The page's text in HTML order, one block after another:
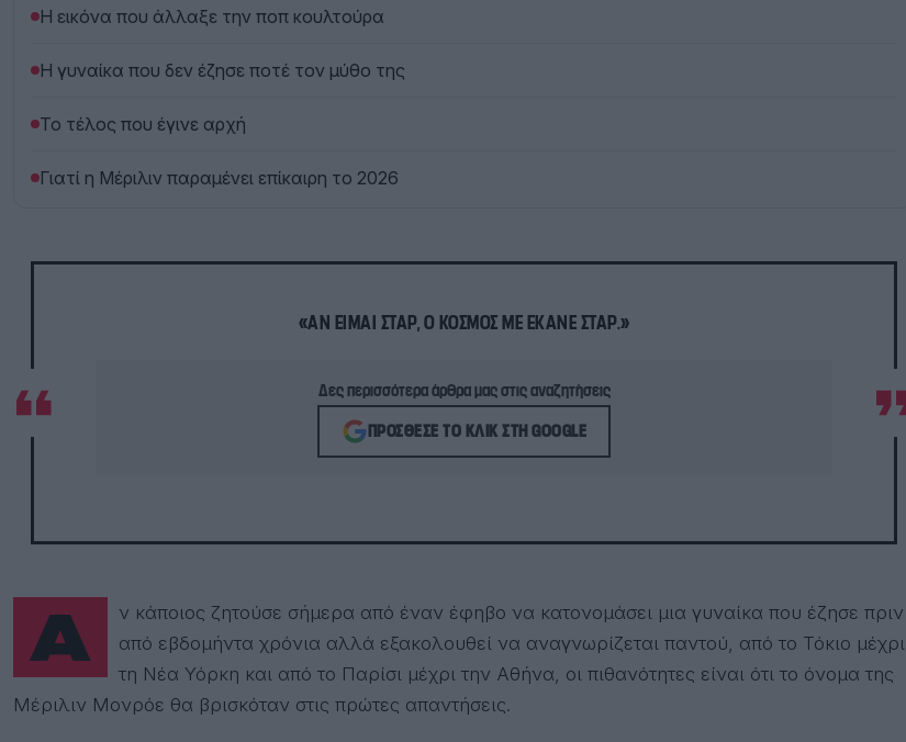
Η εικόνα που άλλαξε την ποπ κουλτούρα
Η γυναίκα που δεν έζησε ποτέ τον μύθο της
Το τέλος που έγινε αρχή
Γιατί η Μέριλιν παραμένει επίκαιρη το 2026
«ΑΝ ΕΊΜΑΙ ΣΤΑΡ, Ο ΚΌΣΜΟΣ ΜΕ ΈΚΑΝΕ ΣΤΑΡ.»
Δες περισσότερα άρθρα μας στις αναζητήσεις
ΠΡΌΣΘΕΣΕ ΤΟ ΚΛΙΚ ΣΤΗ GOOGLE
Αν κάποιος ζητούσε σήμερα από έναν έφηβο να κατονομάσει μια γυναίκα που έζησε πριν
από εβδομήντα χρόνια αλλά εξακολουθεί να αναγνωρίζεται παντού, από το Τόκιο μέχρι
τη Νέα Υόρκη και από το Παρίσι μέχρι την Αθήνα, οι πιθανότητες είναι ότι το όνομα της
Μέριλιν Μονρόε θα βρισκόταν στις πρώτες απαντήσεις.